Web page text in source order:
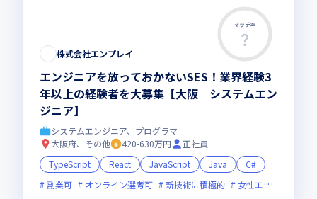
マッチ率
株式会社エンプレイ
エンジニアを放っておかないSES！業界経験3
年以上の経験者を大募集【大阪｜システムエン
ジニア】
システムエンジニア、プログラマ
大阪府、その他
420-630万円
正社員
TypeScript
React JavaScript Java
C#
副業可
オンライン選考可 新技術に積極的 女性エンジニアが活躍中